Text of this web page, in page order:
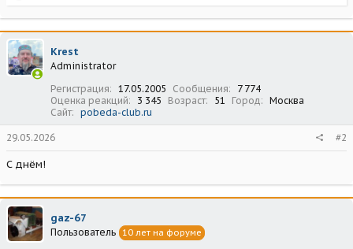
а
к
ц
и
и
Krest
Administrator
Регистрация
17.05.2005 Сообщения
7 774
Оценка реакций
3 345 Возраст 51 Город
Москва
Сайт
pobeda-club.ru
29.05.2026 #2
С днём!
gaz-67
Пользователь 10 лет на форуме